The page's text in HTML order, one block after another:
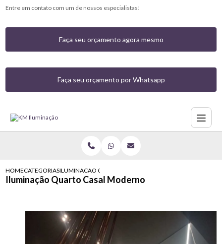
Entre em contato com um de nossos especialistas!
Faça seu orçamento agora mesmo
Faça seu orçamento por Whatsapp
HOMECATEGORIASILUMINACAO QUARTO CASAL MODERNO
Iluminação Quarto Casal Moderno